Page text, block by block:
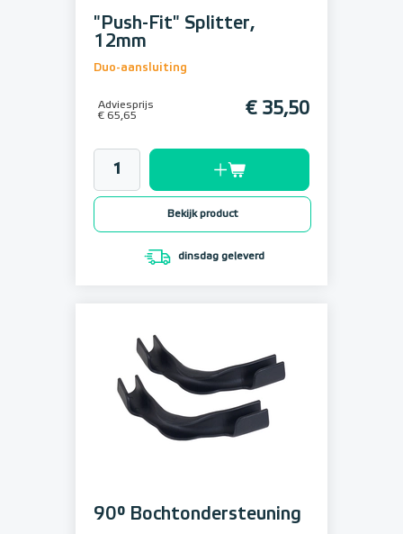
"Push-Fit" Splitter,
12mm
Duo-aansluiting
Adviesprijs
€ 65,65
€ 35,50
Bekijk product
dinsdag geleverd
90° Bochtondersteuning